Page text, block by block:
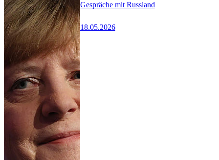
Gespräche mit Russland
18.05.2026